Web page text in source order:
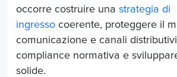
occorre costruire una strategia di
ingresso coerente, proteggere il
comunicazione e canali
compliance normativa e
solide.